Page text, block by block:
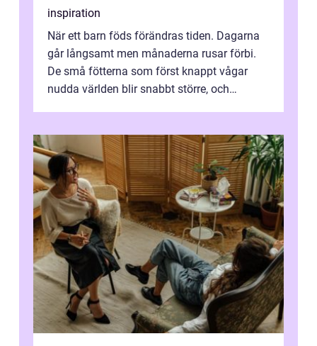
inspiration
När ett barn föds förändras tiden. Dagarna
går långsamt men månaderna rusar förbi.
De små fötterna som först knappt vågar
nudda världen blir snabbt större, och